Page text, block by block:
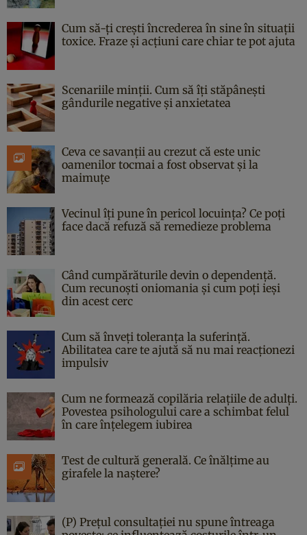
Cum să-ți crești încrederea în sine în situații
toxice. Fraze și acțiuni care chiar te pot ajuta
Scenariile minții. Cum să îți stăpânești
gândurile negative și anxietatea
Ceva ce savanții au crezut că este unic
oamenilor tocmai a fost observat și la
maimuțe
Vecinul îți pune în pericol locuința? Ce poți
face dacă refuză să remedieze problema
Când cumpărăturile devin o dependență.
Cum recunoști oniomania și cum poți ieși
din acest cerc
Cum să înveți toleranța la suferință.
Abilitatea care te ajută să nu mai reacționezi
impulsiv
Cum ne formează copilăria relațiile de adulți.
Povestea psihologului care a schimbat felul
în care înțelegem iubirea
Test de cultură generală. Ce înălțime au
girafele la naștere?
(P) Prețul consultației nu spune întreaga